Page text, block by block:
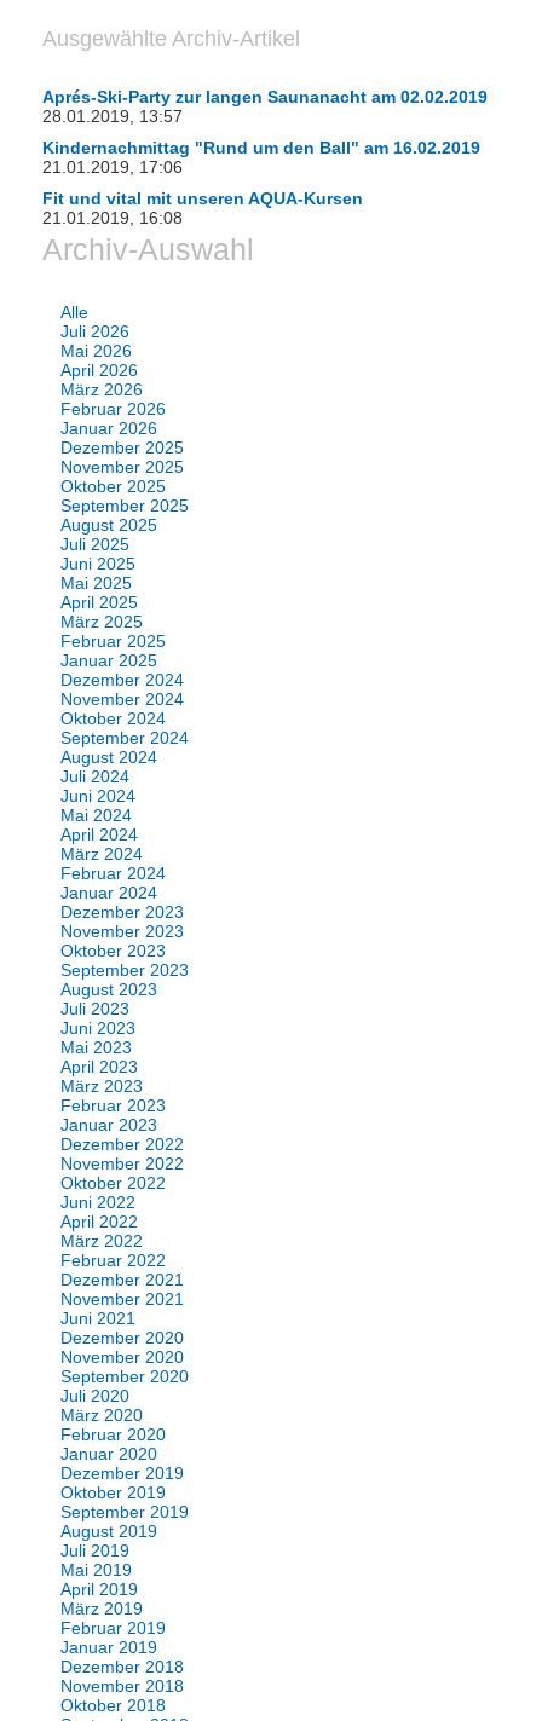
Ausgewählte Archiv-Artikel
Aprés-Ski-Party zur langen Saunanacht am 02.02.2019
28.01.2019, 13:57
Kindernachmittag "Rund um den Ball" am 16.02.2019
21.01.2019, 17:06
Fit und vital mit unseren AQUA-Kursen
21.01.2019, 16:08
Archiv-Auswahl
Alle
Juli 2026
Mai 2026
April 2026
März 2026
Februar 2026
Januar 2026
Dezember 2025
November 2025
Oktober 2025
September 2025
August 2025
Juli 2025
Juni 2025
Mai 2025
April 2025
März 2025
Februar 2025
Januar 2025
Dezember 2024
November 2024
Oktober 2024
September 2024
August 2024
Juli 2024
Juni 2024
Mai 2024
April 2024
März 2024
Februar 2024
Januar 2024
Dezember 2023
November 2023
Oktober 2023
September 2023
August 2023
Juli 2023
Juni 2023
Mai 2023
April 2023
März 2023
Februar 2023
Januar 2023
Dezember 2022
November 2022
Oktober 2022
Juni 2022
April 2022
März 2022
Februar 2022
Dezember 2021
November 2021
Juni 2021
Dezember 2020
November 2020
September 2020
Juli 2020
März 2020
Februar 2020
Januar 2020
Dezember 2019
Oktober 2019
September 2019
August 2019
Juli 2019
Mai 2019
April 2019
März 2019
Februar 2019
Januar 2019
Dezember 2018
November 2018
Oktober 2018